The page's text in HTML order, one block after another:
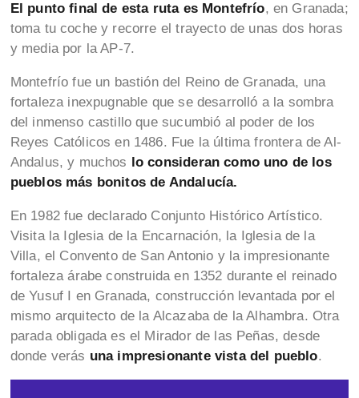
El punto final de esta ruta es Montefrío, en Granada;
toma tu coche y recorre el trayecto de unas dos horas
y media por la AP-7.
Montefrío fue un bastión del Reino de Granada, una
fortaleza inexpugnable que se desarrolló a la sombra
del inmenso castillo que sucumbió al poder de los
Reyes Católicos en 1486. Fue la última frontera de Al-
Andalus, y muchos
lo consideran como uno de los
pueblos más bonitos de Andalucía.
En 1982 fue declarado Conjunto Histórico Artístico.
Visita la Iglesia de la Encarnación, la Iglesia de la
Villa, el Convento de San Antonio y la impresionante
fortaleza árabe construida en 1352 durante el reinado
de Yusuf I en Granada, construcción levantada por el
mismo arquitecto de la Alcazaba de la Alhambra. Otra
parada obligada es el Mirador de las Peñas, desde
donde verás una impresionante vista del pueblo.